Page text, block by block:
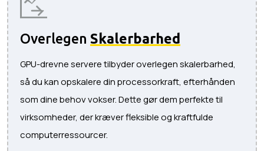
Overlegen Skalerbarhed
GPU-drevne servere tilbyder overlegen skalerbarhed,
så du kan opskalere din processorkraft, efterhånden
som dine behov vokser. Dette gør dem perfekte til
virksomheder, der kræver fleksible og kraftfulde
computerressourcer.